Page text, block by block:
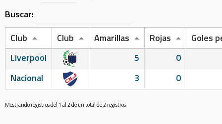
Buscar:
Club
Club Amarillas Rojas
Goles
Liverpool
5
0
Nacional
3 0
Mostrando registros del 1 al 2 de un total de 2 registros